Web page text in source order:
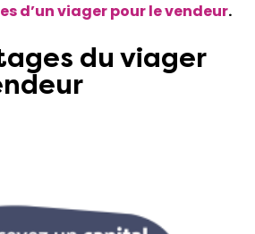
d’un viager pour le vendeur.
du viager